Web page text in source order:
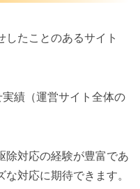
したことのあるサイト
績（運営サイト全体の
除対応の経験が豊富であ
対応に期待できます。